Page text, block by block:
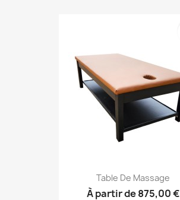
Table De Massage
À partir de875,00 €